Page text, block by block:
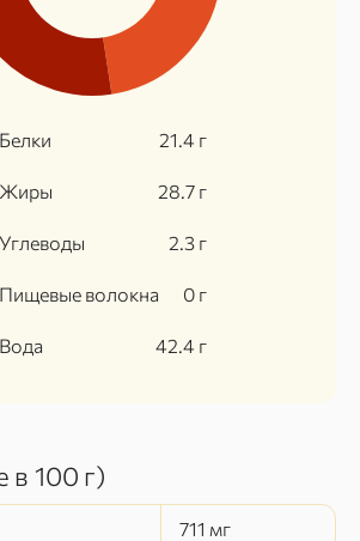
Белки 21.4 г
Жиры 28.7 г
Углеводы 2.3 г
Пищевые волокна 0 г
Вода 42.4 г
в 100 г)
711 мг